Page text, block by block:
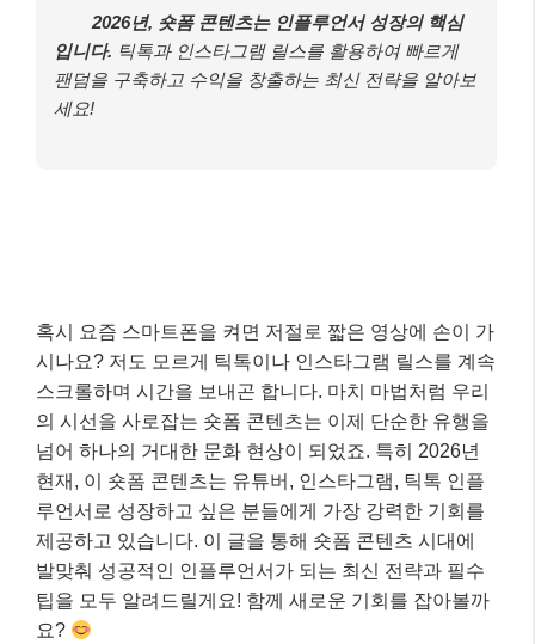
2026년, 숏폼 콘텐츠는 인플루언서 성장의 핵심
입니다. 틱톡과 인스타그램 릴스를 활용하여 빠르게
팬덤을 구축하고 수익을 창출하는 최신 전략을 알아보
세요!
혹시 요즘 스마트폰을 켜면 저절로 짧은 영상에 손이 가
시나요? 저도 모르게 틱톡이나 인스타그램 릴스를 계속
스크롤하며 시간을 보내곤 합니다. 마치 마법처럼 우리
의 시선을 사로잡는 숏폼 콘텐츠는 이제 단순한 유행을
넘어 하나의 거대한 문화 현상이 되었죠. 특히 2026년
현재, 이 숏폼 콘텐츠는 유튜버, 인스타그램, 틱톡 인플
루언서로 성장하고 싶은 분들에게 가장 강력한 기회를
제공하고 있습니다. 이 글을 통해 숏폼 콘텐츠 시대에
발맞춰 성공적인 인플루언서가 되는 최신 전략과 필수
팁을 모두 알려드릴게요! 함께 새로운 기회를 잡아볼까
요?